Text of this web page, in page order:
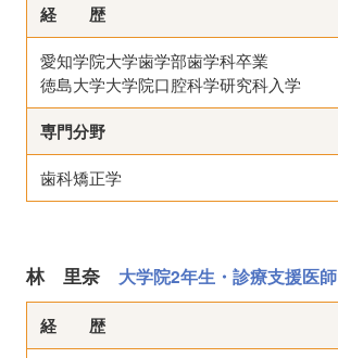
経 歴
愛知学院大学歯学部歯学科卒業
徳島大学大学院口腔科学研究科入学
専門分野
歯科矯正学
林 里奈 大学院2年生・診療支援医師
経 歴